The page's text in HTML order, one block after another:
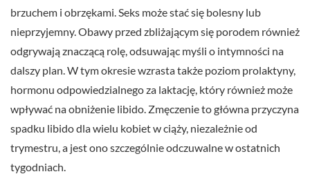
brzuchem i obrzękami. Seks może stać się bolesny lub
nieprzyjemny. Obawy przed zbliżającym się porodem również
odgrywają znaczącą rolę, odsuwając myśli o intymności na
dalszy plan. W tym okresie wzrasta także poziom prolaktyny,
hormonu odpowiedzialnego za laktację, który również może
wpływać na obniżenie libido. Zmęczenie to główna przyczyna
spadku libido dla wielu kobiet w ciąży, niezależnie od
trymestru, a jest ono szczególnie odczuwalne w ostatnich
tygodniach.